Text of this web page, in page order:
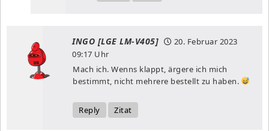
INGO [LGE LM-V405]
20. Februar 2023
09:17 Uhr
Mach ich. Wenns klappt, ärgere ich mich
bestimmt, nicht mehrere bestellt zu haben.
Reply Zitat